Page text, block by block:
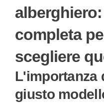
completa
scegliere
L'importanza
giusto